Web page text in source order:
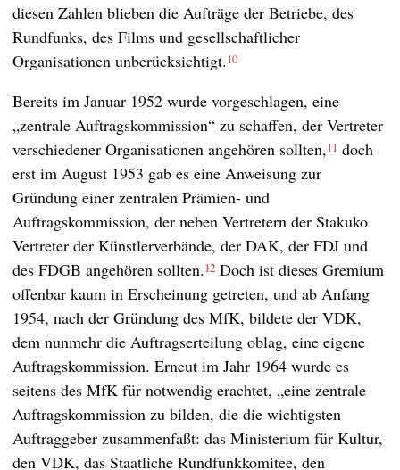
diesen Zahlen blieben die Aufträge der Betriebe, des
Rundfunks, des Films und gesellschaftlicher
Organisationen unberücksichtigt.10
Bereits im Januar 1952 wurde vorgeschlagen, eine
„zentrale Auftragskommission“ zu schaffen, der Vertreter
verschiedener Organisationen angehören sollten,11 doch
erst im August 1953 gab es eine Anweisung zur
Gründung einer zentralen Prämien- und
Auftragskommission, der neben Vertretern der Stakuko
Vertreter der Künstlerverbände, der DAK, der FDJ und
des FDGB angehören sollten.12 Doch ist dieses Gremium
offenbar kaum in Erscheinung getreten, und ab Anfang
1954, nach der Gründung des MfK, bildete der VDK,
dem nunmehr die Auftragserteilung oblag, eine eigene
Auftragskommission. Erneut im Jahr 1964 wurde es
seitens des MfK für notwendig erachtet, „eine zentrale
Auftragskommission zu bilden, die die wichtigsten
Auftraggeber zusammenfaßt: das Ministerium für Kultur,
den VDK, das Staatliche Rundfunkkomitee, den